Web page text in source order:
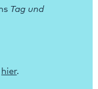
Tag und
hier.